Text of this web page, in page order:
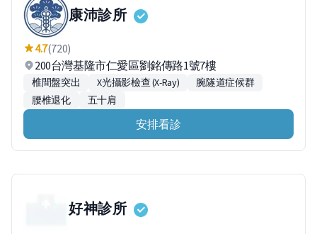
康沛診所
4.7(720)
200台灣基隆市仁愛區劉銘傳路1號7樓
椎間盤突出 X光攝影檢查 (X-Ray)
腕隧道症候群
腰椎退化
五十肩
安排看診
好神診所